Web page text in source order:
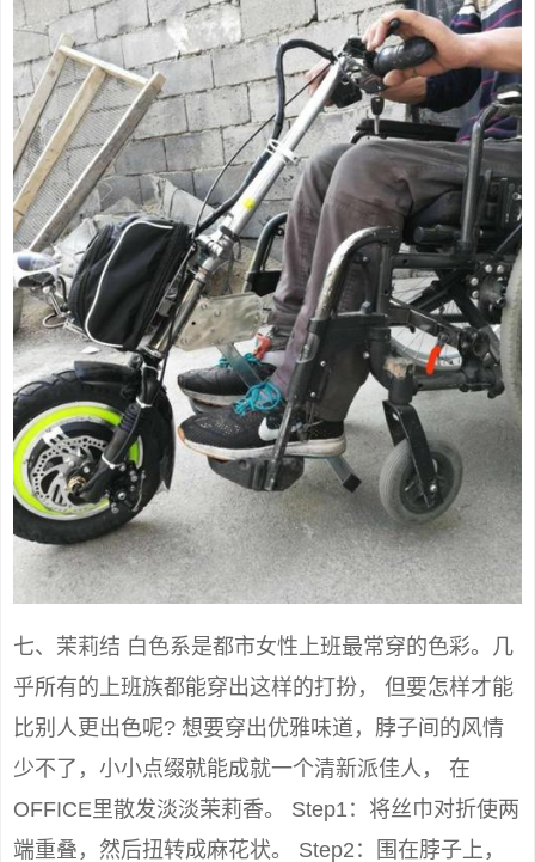
七、茉莉结 白色系是都市女性上班最常穿的色彩。几
乎所有的上班族都能穿出这样的打扮， 但要怎样才能
比别人更出色呢? 想要穿出优雅味道，脖子间的风情
少不了，小小点缀就能成就一个清新派佳人， 在
OFFICE里散发淡淡茉莉香。 Step1：将丝巾对折使两
端重叠，然后扭转成麻花状。 Step2：围在脖子上，